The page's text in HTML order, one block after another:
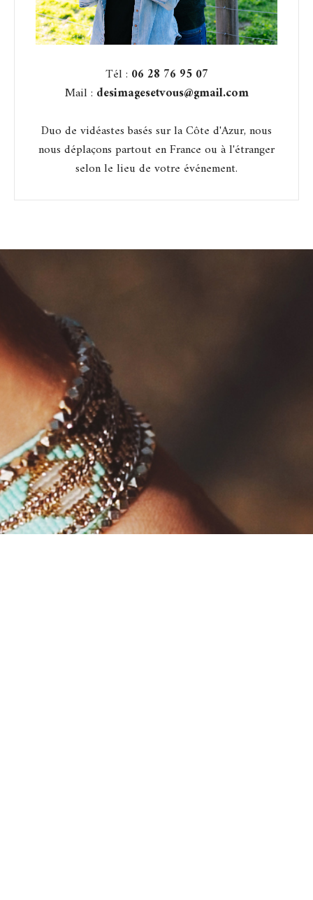
Tél : 06 28 76 95 07
Mail : desimagesetvous@gmail.com
Duo de vidéastes basés sur la Côte d'Azur, nous
nous déplaçons partout en France ou à l'étranger
selon le lieu de votre événement.